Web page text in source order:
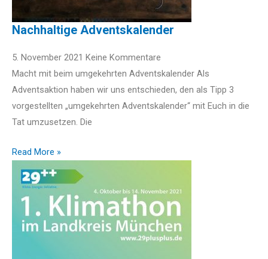
Nachhaltige Adventskalender
5. November 2021 Keine Kommentare
Macht mit beim umgekehrten Adventskalender Als
Adventsaktion haben wir uns entschieden, den als Tipp 3
vorgestellten „umgekehrten Adventskalender“ mit Euch in die
Tat umzusetzen. Die
Read More »